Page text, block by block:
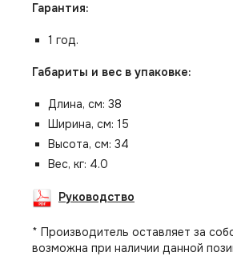
Гарантия:
1 год.
Габариты и вес в упаковке:
Длина, см: 38
Ширина, см: 15
Высота, см: 34
Вес, кг: 4.0
Руководство
* Производитель оставляет за
возможна при наличии данной